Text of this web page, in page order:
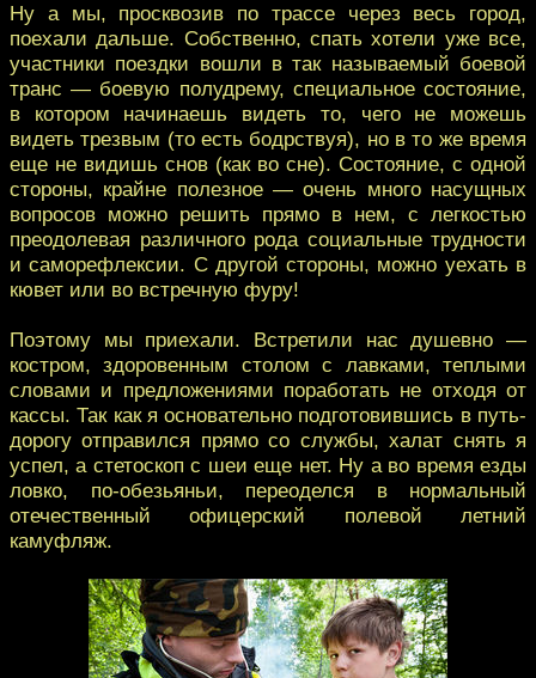
Ну а мы, просквозив по трассе через весь город,
поехали дальше. Собственно, спать хотели уже все,
участники поездки вошли в так называемый боевой
транс — боевую полудрему, специальное состояние,
в котором начинаешь видеть то, чего не можешь
видеть трезвым (то есть бодрствуя), но в то же время
еще не видишь снов (как во сне). Состояние, с одной
стороны, крайне полезное — очень много насущных
вопросов можно решить прямо в нем, с легкостью
преодолевая различного рода социальные трудности
и саморефлексии. С другой стороны, можно уехать в
кювет или во встречную фуру!
Поэтому мы приехали. Встретили нас душевно —
костром, здоровенным столом с лавками, теплыми
словами и предложениями поработать не отходя от
кассы. Так как я основательно подготовившись в путь-
дорогу отправился прямо со службы, халат снять я
успел, а стетоскоп с шеи еще нет. Ну а во время езды
ловко, по-обезьяньи, переоделся в нормальный
отечественный офицерский полевой летний
камуфляж.